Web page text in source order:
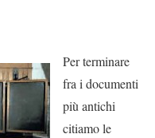
Per terminare
fra i documenti
più antichi
citiamo le